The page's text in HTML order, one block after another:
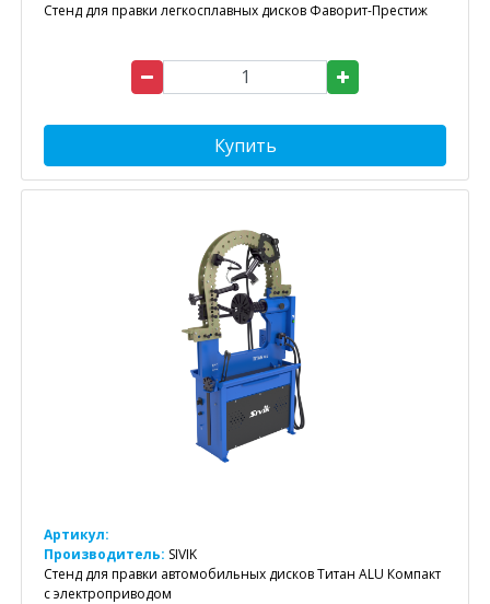
Стенд для правки легкосплавных дисков Фаворит-Престиж
Купить
Артикул:
Производитель: SIVIK
Стенд для правки автомобильных дисков Титан ALU Компакт
с электроприводом